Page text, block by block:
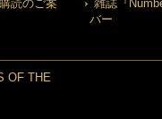
読のご案
雑誌『
バー
OF THE